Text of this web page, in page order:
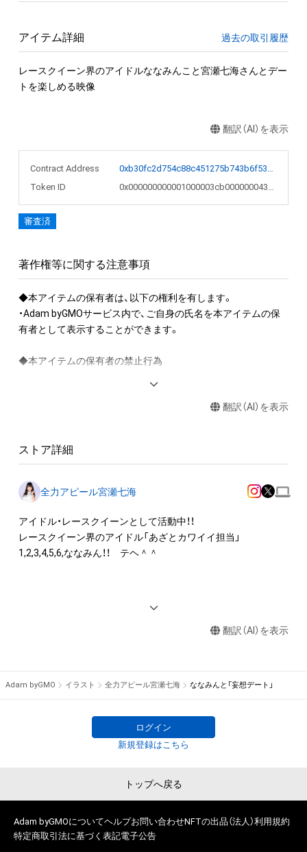
アイテム詳細 過去の取引履歴
レースクイーン界のアイドルななみんこと宮瀬七海さんとデー
トを楽しめる映像
翻訳（AI）を表示
Contract Address
0xb30fc2d754c88c451275b743b6f530f19f643683
Token ID
0x000000000001000003cb000000043f9e
審査済
著作権等に関する注意事項
◆本アイテムの保有者は、以下の権利を有します。
・Adam byGMOサービス内で、ご自身の氏名を本アイテムの保
有者として表示することができます。
◆本アイテムの保有者の禁止行為
◆本アイテムに関する注意事項
ロゴ等を含みますがこれらに限られません。)にかかる知的財産
権(著作権、特許権、実用新案権、商標権、意匠権その他の知的財
産権(それらの権利を取得し、又はそれらの権利につき登録等を
出願する権利を含みます。)を意味します。)は、本アイテムの著
作権を有する方、著作隣接権の権利者またはその管理委託を受
・本アイテムの著作権を有する方、著作隣接権の権利者またはそ
の管理委託を受けている者からの事前の同意なしに、上記の「本
せん。)を行うことはできません。
に反する利用またはその恐れのある利用など、作成者が不適切
であると判断した場合、利用をお断りさせていただきます。
原因で発生したものであっても、本アイテムの著作権を有する
方、著作隣接権の権利者またはその管理委託を受けている者は、
何らの法的責任も負わないものとします。
翻訳（AI）を表示
ストア詳細
全力アピール宮瀬七海
アイドル・レースクイーンとして活動中！！
レースクイーン界のアイドル「あざとカワイイ担当」
1,2,3,4,5,6,ななみん！！　テヘ＾＾
翻訳（AI）を表示
Adam byGMO イラスト 全力アピール宮瀬七海 ななみんと「妄想デート」
ログイン
新規登録はこちら
トップへ戻る
Adam byGMOについてヘルプお問い合わせNFTの出品（法人）利用規約
特定商取引法に基づく表記電子公告